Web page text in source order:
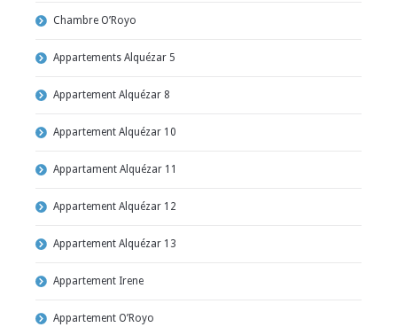
Chambre O’Royo
Appartements Alquézar 5
Appartement Alquézar 8
Appartement Alquézar 10
Appartament Alquézar 11
Appartement Alquézar 12
Appartement Alquézar 13
Appartement Irene
Appartement O’Royo